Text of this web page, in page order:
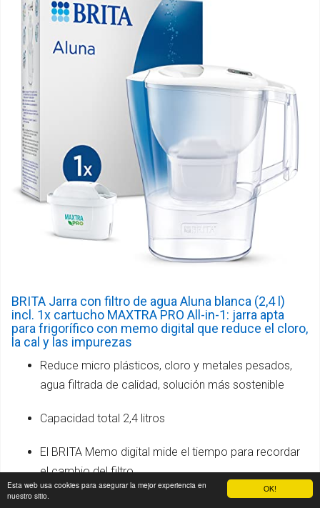
OK!
Esta web usa cookies para asegurar la mejor experiencia en
nuestro sitio.
BRITA Jarra con filtro de agua Aluna blanca (2,4 l)
incl. 1x cartucho MAXTRA PRO All-in-1: jarra apta
para frigorífico con memo digital que reduce el cloro,
la cal y las impurezas
Reduce micro plásticos, cloro y metales pesados,
agua filtrada de calidad, solución más sostenible
Capacidad total 2,4 litros
El BRITA Memo digital mide el tiempo para recordar
el cambio del filtro